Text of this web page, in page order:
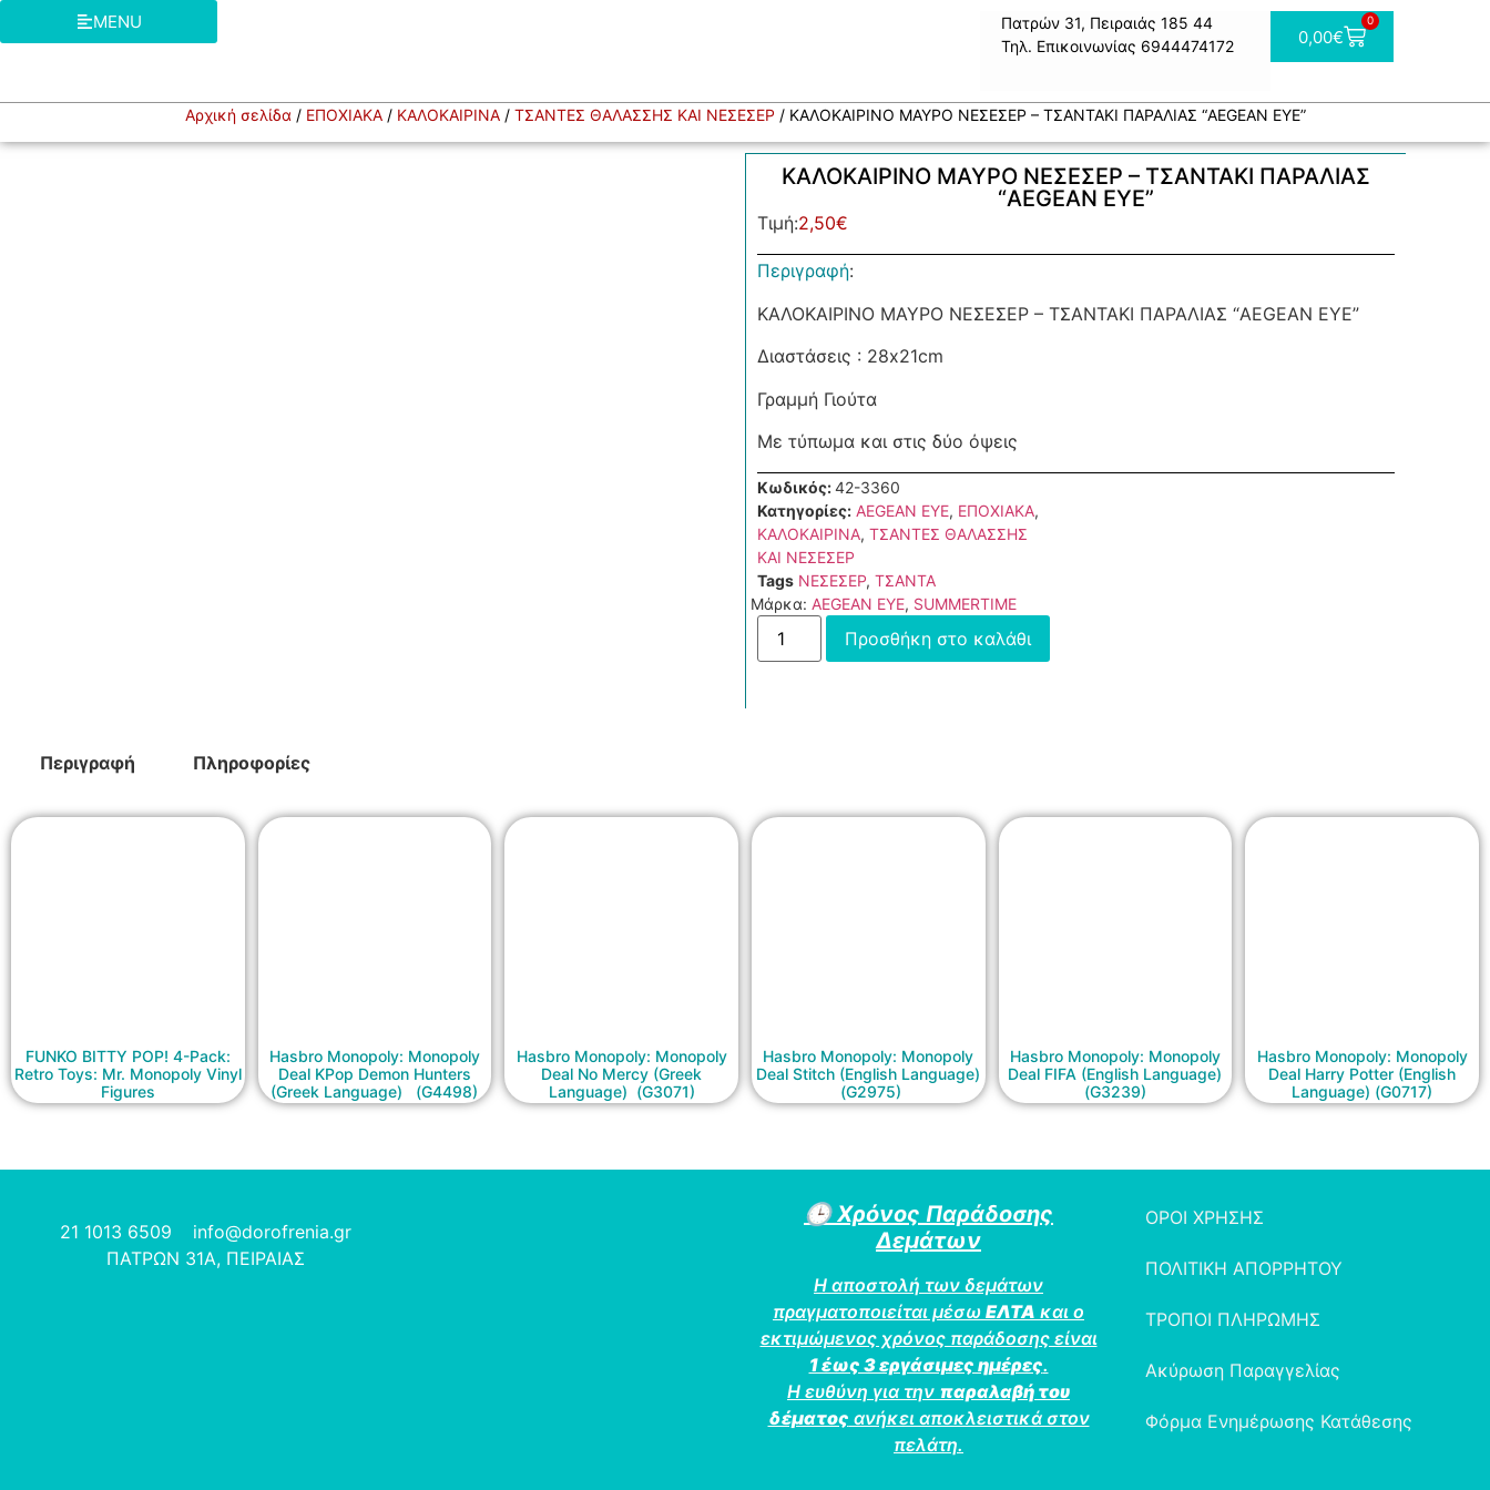
MENU
Πατρών 31, Πειραιάς 185 44
Τηλ. Επικοινωνίας 6944474172
0,00€
0
Αρχική σελίδα / ΕΠΟΧΙΑΚΑ/ ΚΑΛΟΚΑΙΡΙΝΑ/ ΤΣΑΝΤΕΣ ΘΑΛΑΣΣΗΣ ΚΑΙ ΝΕΣΕΣΕΡ / ΚΑΛΟΚΑΙΡΙΝΟ ΜΑΥΡΟ ΝΕΣΕΣΕΡ – ΤΣΑΝΤΑΚΙ ΠΑΡΑΛΙΑΣ “AEGEAN EYE”
ΚΑΛΟΚΑΙΡΙΝΟ ΜΑΥΡΟ ΝΕΣΕΣΕΡ – ΤΣΑΝΤΑΚΙ ΠΑΡΑΛΙΑΣ
“AEGEAN EYE”
Τιμή:2,50€
Περιγραφή:
ΚΑΛΟΚΑΙΡΙΝΟ ΜΑΥΡΟ ΝΕΣΕΣΕΡ – ΤΣΑΝΤΑΚΙ ΠΑΡΑΛΙΑΣ “AEGEAN EYE”
Διαστάσεις : 28x21cm
Γραμμή Γιούτα
Με τύπωμα και στις δύο όψεις
Κωδικός:42-3360
Κατηγορίες: AEGEAN EYE, ΕΠΟΧΙΑΚΑ,
ΚΑΛΟΚΑΙΡΙΝΑ, ΤΣΑΝΤΕΣ ΘΑΛΑΣΣΗΣ
ΚΑΙ ΝΕΣΕΣΕΡ
Tags ΝΕΣΕΣΕΡ, ΤΣΑΝΤΑ
Μάρκα: AEGEAN EYE, SUMMERTIME
Προσθήκη στο καλάθι
Περιγραφή Πληροφορίες
FUNKO BITTY POP! 4-Pack:
Retro Toys: Mr. Monopoly Vinyl
Figures
Hasbro Monopoly: Monopoly
Deal KPop Demon Hunters
(Greek Language) (G4498)
Hasbro Monopoly: Monopoly
Deal No Mercy (Greek
Language) (G3071)
Hasbro Monopoly: Monopoly
Deal Stitch (English Language)
(G2975)
Hasbro Monopoly: Monopoly
Deal FIFA (English Language)
(G3239)
Hasbro Monopoly: Monopoly
Deal Harry Potter (English
Language) (G0717)
21 1013 6509
info@dorofrenia.gr
ΠΑΤΡΩΝ 31Α, ΠΕΙΡΑΙΑΣ
🕒Χρόνος Παράδοσης
Δεμάτων
Η αποστολή των δεμάτων
πραγματοποιείται μέσω ΕΛΤΑ και ο
εκτιμώμενος χρόνος παράδοσης είναι
1 έως 3 εργάσιμες ημέρες.
Η ευθύνη για την παραλαβή του
δέματος ανήκει αποκλειστικά στον
πελάτη.
ΟΡΟΙ ΧΡΗΣΗΣ
ΠΟΛΙΤΙΚΗ ΑΠΟΡΡΗΤΟΥ
ΤΡΟΠΟΙ ΠΛΗΡΩΜΗΣ
Ακύρωση Παραγγελίας
Φόρμα Ενημέρωσης Κατάθεσης